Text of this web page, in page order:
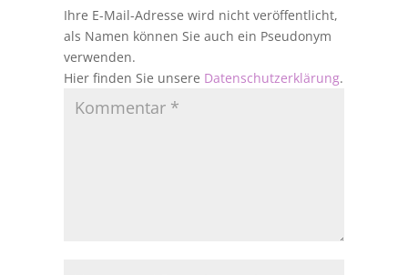
Ihre E-Mail-Adresse wird nicht veröffentlicht,
als Namen können Sie auch ein Pseudonym
verwenden.
Hier finden Sie unsere Datenschutzerklärung.